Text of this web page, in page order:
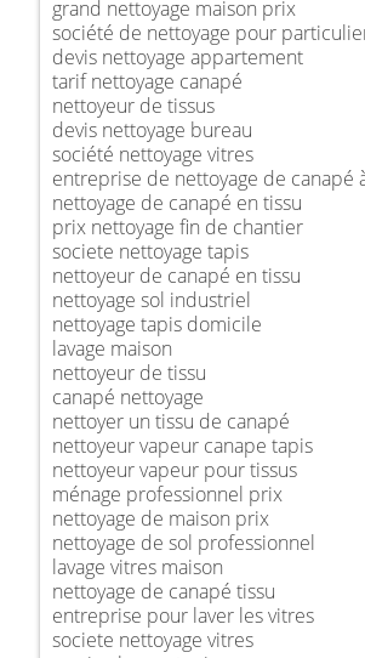
grand nettoyage maison prix
société de nettoyage pour
devis nettoyage appartement
tarif nettoyage canapé
nettoyeur de tissus
devis nettoyage bureau
société nettoyage vitres
entreprise de nettoyage de canapé
nettoyage de canapé en tissu
prix nettoyage fin de chantier
societe nettoyage tapis
nettoyeur de canapé en tissu
nettoyage sol industriel
nettoyage tapis domicile
lavage maison
nettoyeur de tissu
canapé nettoyage
nettoyer un tissu de canapé
nettoyeur vapeur canape tapis
nettoyeur vapeur pour tissus
ménage professionnel prix
nettoyage de maison prix
nettoyage de sol professionnel
lavage vitres maison
nettoyage de canapé tissu
entreprise pour laver les vitres
societe nettoyage vitres